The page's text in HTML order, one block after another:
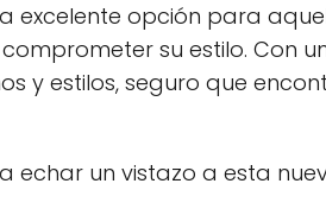
excelente opción para
su estilo. Con
y estilos, seguro que
echar un vistazo a esta